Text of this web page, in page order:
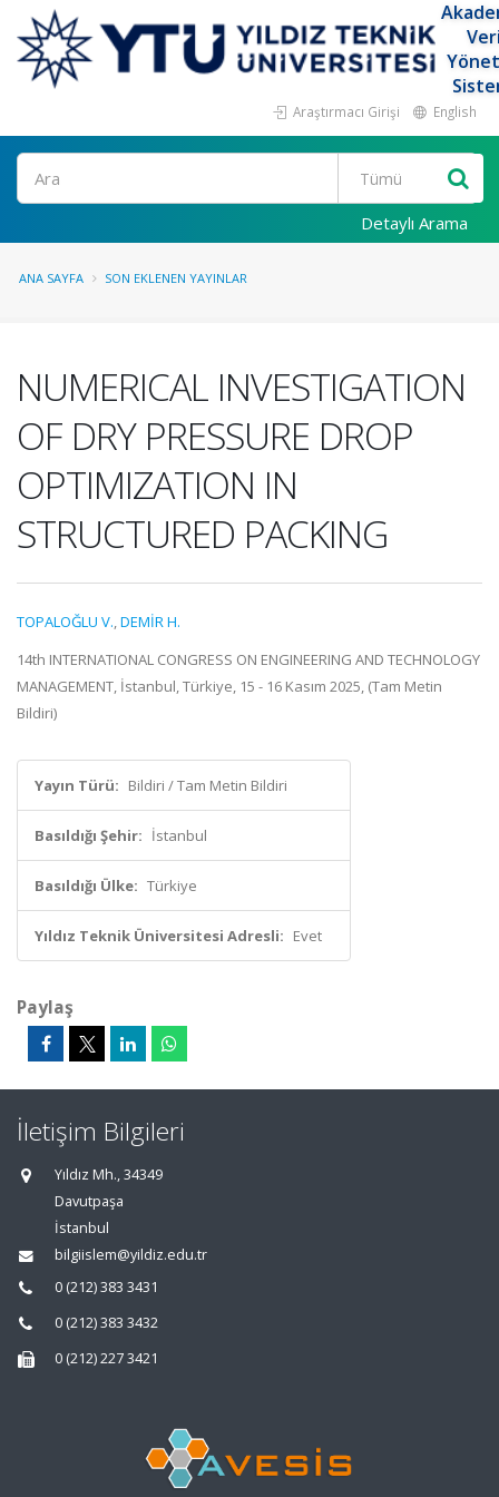
Araştırmacı Girişi English
Ara
Detaylı Arama
ANA SAYFA SON EKLENEN YAYINLAR
NUMERICAL INVESTIGATION
OF DRY PRESSURE DROP
OPTIMIZATION IN
STRUCTURED PACKING
TOPALOĞLU V.,DEMİR H.
14th INTERNATIONAL CONGRESS ON ENGINEERING AND TECHNOLOGY
MANAGEMENT, İstanbul, Türkiye, 15 - 16 Kasım 2025, (Tam Metin
Bildiri)
Yayın Türü: Bildiri / Tam Metin Bildiri
Basıldığı Şehir: İstanbul
Basıldığı Ülke: Türkiye
Yıldız Teknik Üniversitesi Adresli: Evet
Paylaş
İletişim Bilgileri
Yıldız Mh., 34349
Davutpaşa
İstanbul
bilgiislem@yildiz.edu.tr
0 (212) 383 3431
0 (212) 383 3432
0 (212) 227 3421